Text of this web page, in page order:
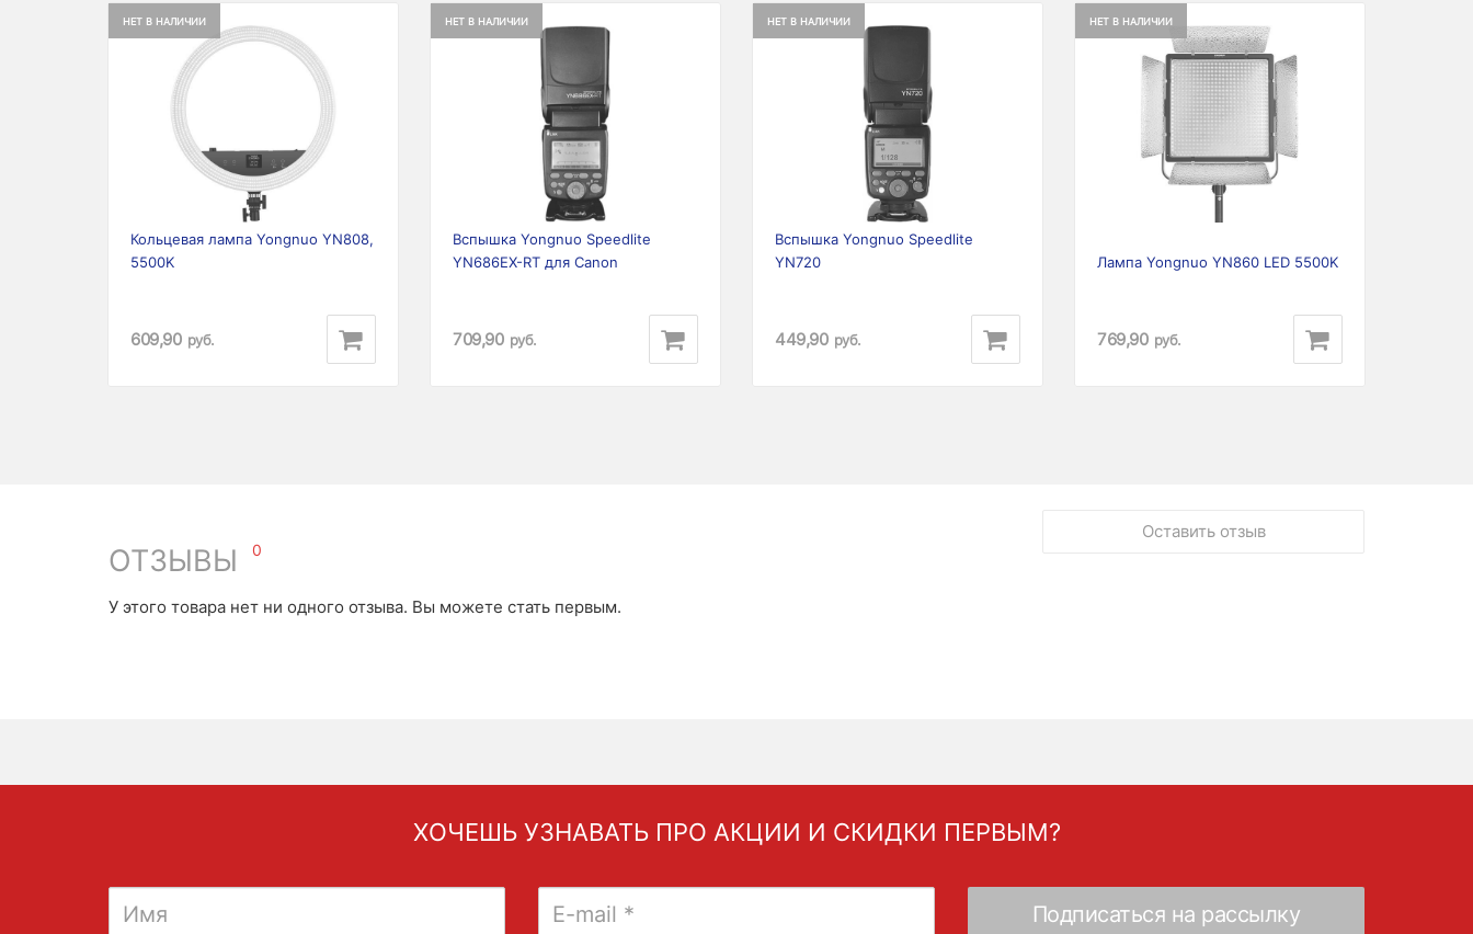
НЕТ В НАЛИЧИИ
Previous
Кольцевая лампа Yongnuo YN808,
5500K
609,90 руб.
НЕТ В НАЛИЧИИ
Вспышка Yongnuo Speedlite
YN686EX-RT для Canon
709,90 руб.
НЕТ В НАЛИЧИИ
Вспышка Yongnuo Speedlite
YN720
449,90 руб.
НЕТ В НАЛИЧИИ
Previous
Лампа Yongnuo YN860 LED 5500K
769,90 руб.
ОТЗЫВЫ 0
Оставить отзыв
У этого товара нет ни одного отзыва. Вы можете стать первым.
ХОЧЕШЬ УЗНАВАТЬ ПРО АКЦИИ И СКИДКИ ПЕРВЫМ?